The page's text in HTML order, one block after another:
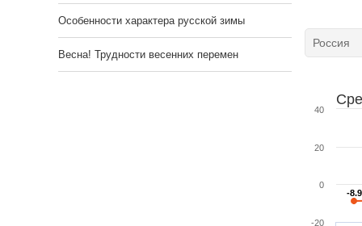
-8.9
-8.9
-20
0
20
40
Особенности характера русской зимы
Весна! Трудности весенних перемен